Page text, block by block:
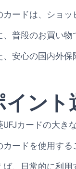
カードは、ショッ
、普段のお買い物
、安心の国内外
イント
UFJカードの大き
カードを使用する
ば、日常的に利用